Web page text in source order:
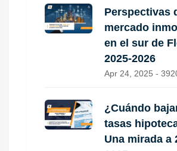
Perspectivas
mercado
en el sur de
2025-2026
Apr 24, 2025 -
¿Cuándo
tasas
Una mirada a